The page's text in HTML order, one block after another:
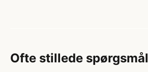
Ofte stillede spørgsmål